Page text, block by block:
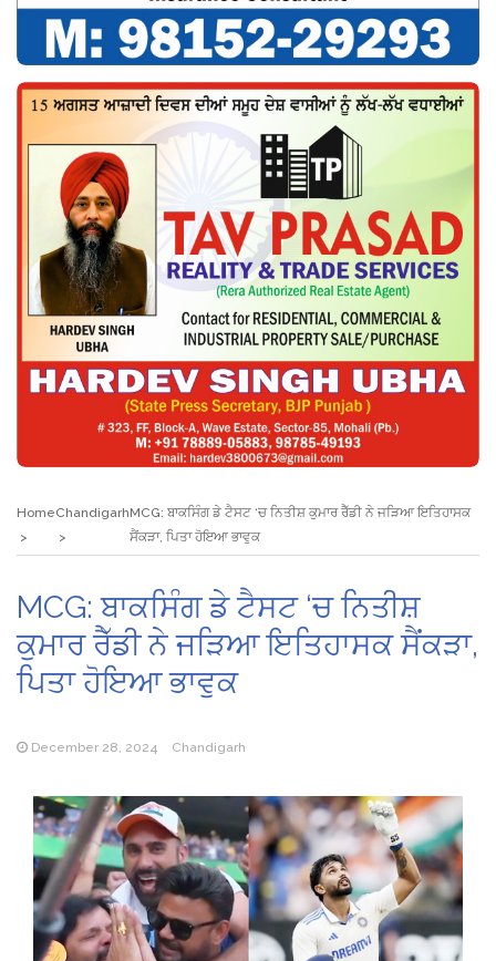
HomeChandigarhMCG: ਬਾਕਸਿੰਗ ਡੇ ਟੈਸਟ ‘ਚ ਨਿਤੀਸ਼ ਕੁਮਾਰ ਰੈੱਡੀ ਨੇ ਜੜਿਆ ਇਤਿਹਾਸਕ
ਸੈਂਕੜਾ, ਪਿਤਾ ਹੋਇਆ ਭਾਵੁਕ
MCG: ਬਾਕਸਿੰਗ ਡੇ ਟੈਸਟ ‘ਚ ਨਿਤੀਸ਼
ਕੁਮਾਰ ਰੈੱਡੀ ਨੇ ਜੜਿਆ ਇਤਿਹਾਸਕ ਸੈਂਕੜਾ,
ਪਿਤਾ ਹੋਇਆ ਭਾਵੁਕ
December 28, 2024 Chandigarh